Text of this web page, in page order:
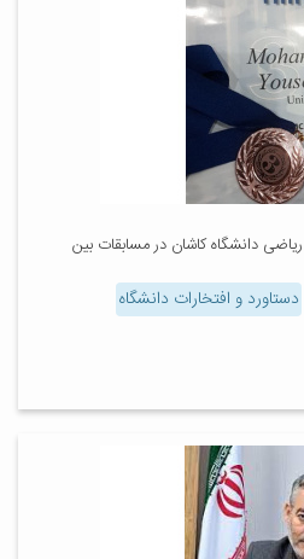
دانشگاه کاشان در مسابقات بین
دستاورد و افتخارات دانشگاه